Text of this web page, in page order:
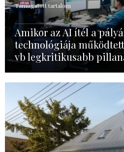
Támogatott tartalom
Amikor az AI ítél a
technológiája
vb legkritikusabb